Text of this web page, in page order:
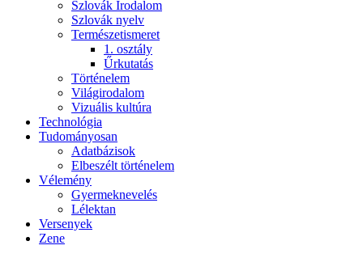
Szlovák Irodalom
Szlovák nyelv
Természetismeret
1. osztály
Űrkutatás
Történelem
Világirodalom
Vizuális kultúra
Technológia
Tudományosan
Adatbázisok
Elbeszélt történelem
Vélemény
Gyermeknevelés
Lélektan
Versenyek
Zene